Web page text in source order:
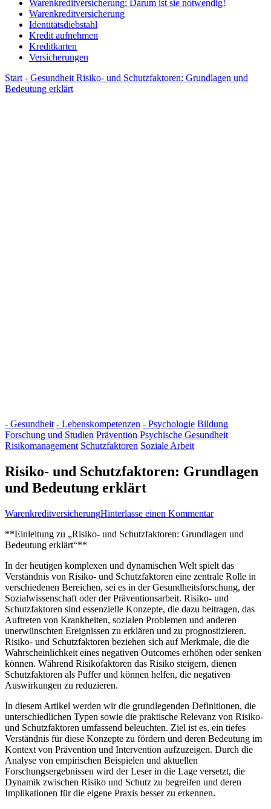
Warenkreditversicherung: Darum ist sie notwendig!
Warenkreditversicherung
Identitätsdiebstahl
Kredit aufnehmen
Kreditkarten
Versicherungen
Start - Gesundheit Risiko- und Schutzfaktoren: Grundlagen und
Bedeutung erklärt
- Gesundheit - Lebenskompetenzen - Psychologie Bildung
Forschung und Studien Prävention Psychische Gesundheit
Risikomanagement Schutzfaktoren Soziale Arbeit
Risiko- und Schutzfaktoren: Grundlagen
und Bedeutung erklärt
WarenkreditversicherungHinterlasse einen Kommentarzu
und
und
Bedeutung
erklärt
**Einleitung zu „Risiko- und‍ Schutzfaktoren: Grundlagen ‍und
Bedeutung erklärt“**
In ⁤der‍ heutigen komplexen⁤ und dynamischen Welt spielt das
Verständnis von Risiko- und Schutzfaktoren eine zentrale Rolle‍ in
verschiedenen Bereichen, sei es in der ⁣Gesundheitsforschung, der
Sozialwissenschaft ⁢oder der Präventionsarbeit. Risiko- und
Schutzfaktoren sind essenzielle Konzepte, ‍die dazu beitragen, das
Auftreten von‌ Krankheiten, sozialen Problemen und anderen
unerwünschten Ereignissen zu⁣ erklären und ​zu prognostizieren.
Risiko- und Schutzfaktoren ​beziehen sich auf Merkmale, die die
Wahrscheinlichkeit eines negativen Outcomes erhöhen oder ⁣senken‌
können. Während Risikofaktoren das ⁢Risiko steigern, dienen
Schutzfaktoren als Puffer und können helfen, die negativen
Auswirkungen zu reduzieren.
In diesem Artikel werden wir die grundlegenden Definitionen, ⁣die
unterschiedlichen ⁢Typen sowie die​ praktische Relevanz von‌ Risiko-
⁤und Schutzfaktoren ‍umfassend⁣ beleuchten. Ziel ist es,‌ ein tiefes⁤
Verständnis für diese Konzepte zu​ fördern​ und deren Bedeutung im⁢
Kontext von Prävention und Intervention aufzuzeigen. Durch⁤ die
Analyse von empirischen Beispielen und aktuellen
Forschungsergebnissen wird‌ der Leser in die Lage versetzt, die
Dynamik zwischen Risiko und⁤ Schutz zu begreifen und deren
Implikationen für die eigene Praxis besser⁣ zu⁣ erkennen.